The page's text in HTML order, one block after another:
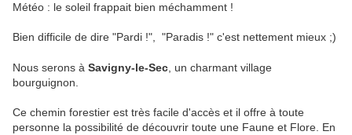
Météo : le soleil frappait bien méchamment !
Bien difficile de dire "Pardi !", "Paradis !" c'est nettement mieux ;)
Nous serons à Savigny-le-Sec , un charmant village
bourguignon.
Ce chemin forestier est très facile d'accès et il offre à toute
personne la possibilité de découvrir toute une Faune et Flore. En